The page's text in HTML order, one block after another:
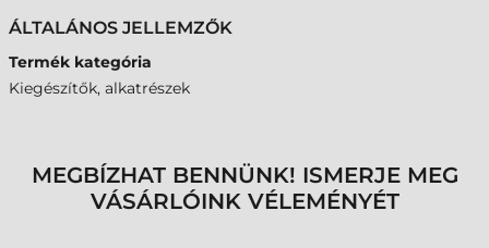
ÁLTALÁNOS JELLEMZŐK
Termék kategória
Kiegészítők, alkatrészek
MEGBÍZHAT BENNÜNK! ISMERJE MEG
VÁSÁRLÓINK VÉLEMÉNYÉT